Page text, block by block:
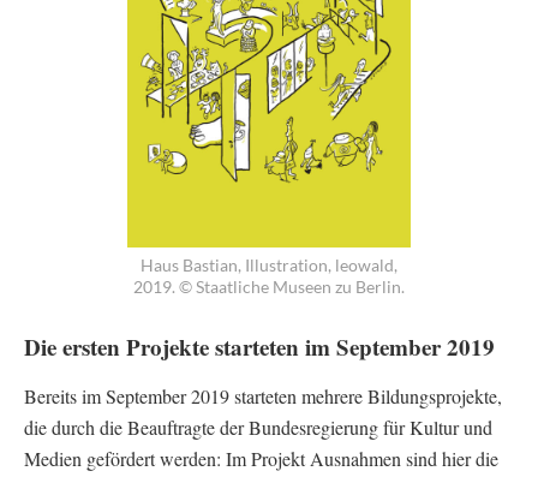
Haus Bastian, Illustration, leowald,
2019. © Staatliche Museen zu Berlin.
Die ersten Projekte starteten im September 2019
Bereits im September 2019 starteten mehrere Bildungsprojekte,
die durch die Beauftragte der Bundesregierung für Kultur und
Medien gefördert werden: Im Projekt Ausnahmen sind hier die